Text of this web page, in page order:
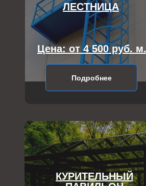
ЛЕСТНИЦА
Цена: от 4 500 руб.
Подробнее
КУРИТЕЛЬНЫЙ